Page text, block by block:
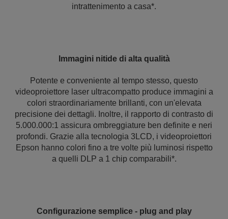
intrattenimento a casa*.
Immagini nitide di alta qualità
Potente e conveniente al tempo stesso, questo
videoproiettore laser ultracompatto produce immagini a
colori straordinariamente brillanti, con un'elevata
precisione dei dettagli. Inoltre, il rapporto di contrasto di
5.000.000:1 assicura ombreggiature ben definite e neri
profondi. Grazie alla tecnologia 3LCD, i videoproiettori
Epson hanno colori fino a tre volte più luminosi rispetto
a quelli DLP a 1 chip comparabili*.
Configurazione semplice - plug and play